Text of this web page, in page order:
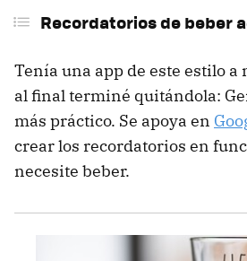
Recordatorios de beber
Tenía una app de este estilo a
al final terminé quitándola:
más práctico. Se apoya en
crear los recordatorios en
necesite beber.